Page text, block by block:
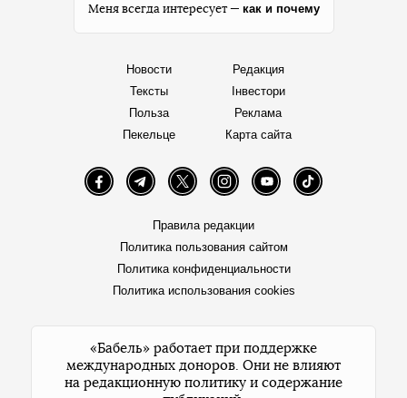
Меня всегда интересует — как и почему
Новости
Тексты
Польза
Пекельце
Редакция
Інвестори
Реклама
Карта сайта
FacebookTelegramTwitter InstagramYouTube TikTok
Правила редакции
Политика пользования сайтом
Политика конфиденциальности
Политика использования cookies
«Бабель» работает при поддержке
международных доноров. Они не влияют
на редакционную политику и содержание